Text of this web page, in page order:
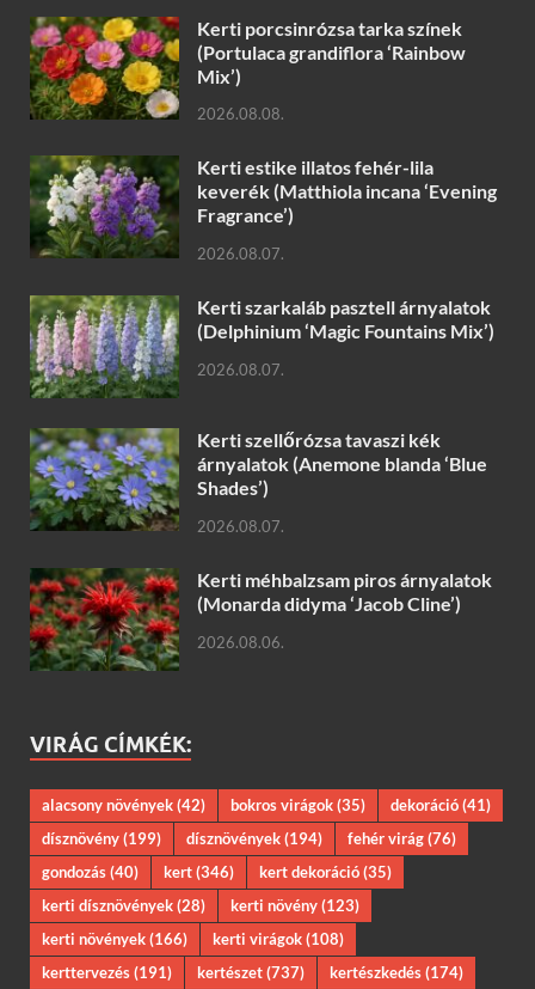
Kerti porcsinrózsa tarka színek
(Portulaca grandiflora ‘Rainbow
Mix’)
2026.08.08.
Kerti estike illatos fehér-lila
keverék (Matthiola incana ‘Evening
Fragrance’)
2026.08.07.
Kerti szarkaláb pasztell árnyalatok
(Delphinium ‘Magic Fountains Mix’)
2026.08.07.
Kerti szellőrózsa tavaszi kék
árnyalatok (Anemone blanda ‘Blue
Shades’)
2026.08.07.
Kerti méhbalzsam piros árnyalatok
(Monarda didyma ‘Jacob Cline’)
2026.08.06.
VIRÁG CÍMKÉK:
alacsony növények(42) bokros virágok(35) dekoráció(41)
dísznövény(199) dísznövények(194) fehér virág(76)
gondozás(40) kert(346) kert dekoráció(35)
kerti dísznövények(28) kerti növény(123)
kerti növények(166) kerti virágok(108)
kerttervezés(191) kertészet(737) kertészkedés(174)